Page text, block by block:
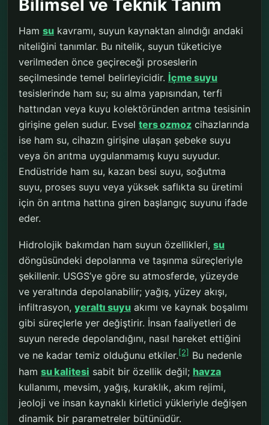
Bilimsel ve Teknik Tanım
Ham su kavramı, suyun kaynaktan alındığı andaki
niteliğini tanımlar. Bu nitelik, suyun tüketiciye
verilmeden önce geçireceği proseslerin
seçilmesinde temel belirleyicidir. İçme suyu
tesislerinde ham su; su alma yapısından, terfi
hattından veya kuyu kolektöründen arıtma tesisinin
girişine gelen sudur. Evsel ters ozmoz cihazlarında
ise ham su, cihazın girişine ulaşan şebeke suyu
veya ön arıtma uygulanmamış kuyu suyudur.
Endüstride ham su, kazan besi suyu, soğutma
suyu, proses suyu veya yüksek saflıkta su üretimi
için ön arıtma hattına giren başlangıç suyunu ifade
eder.
Hidrolojik bakımdan ham suyun özellikleri, su
döngüsündeki depolanma ve taşınma süreçleriyle
şekillenir. USGS’ye göre su atmosferde, yüzeyde
ve yeraltında depolanabilir; yağış, yüzey akışı,
infiltrasyon, yeraltı suyu akımı ve kaynak boşalımı
gibi süreçlerle yer değiştirir. İnsan faaliyetleri de
suyun nerede depolandığını, nasıl hareket ettiğini
ve ne kadar temiz olduğunu etkiler.[2] Bu nedenle
ham su kalitesi sabit bir özellik değil; havza
kullanımı, mevsim, yağış, kuraklık, akım rejimi,
jeoloji ve insan kaynaklı kirletici yükleriyle değişen
dinamik bir parametreler bütünüdür.